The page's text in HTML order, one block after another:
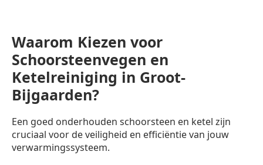
Waarom Kiezen voor
Schoorsteenvegen en
Ketelreiniging in Groot-
Bijgaarden?
Een goed onderhouden schoorsteen en ketel zijn
cruciaal voor de veiligheid en efficiëntie van jouw
verwarmingssysteem.